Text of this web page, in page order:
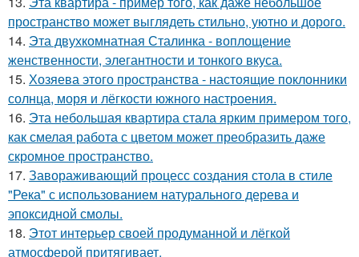
пространство может выглядеть стильно, уютно и дорого.
14. Эта двухкомнатная Сталинка - воплощение
женственности, элегантности и тонкого вкуса.
15. Хозяева этого пространства - настоящие поклонники
солнца, моря и лёгкости южного настроения.
16. Эта небольшая квартира стала ярким примером того,
как смелая работа с цветом может преобразить даже
скромное пространство.
17. Завораживающий процесс создания стола в стиле
"Река" с использованием натурального дерева и
эпоксидной смолы.
18. Этот интерьер своей продуманной и лёгкой
атмосферой притягивает.